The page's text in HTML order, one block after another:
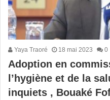
Yaya Traoré 18 mai 2023 0
Adoption en
l’hygiène et de la
inquiets , Bouaké